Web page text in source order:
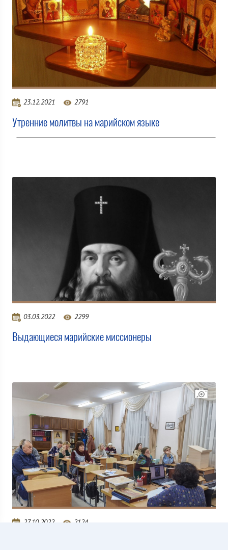
23.12.2021 2791
Утренние молитвы на марийском языке
03.03.2022 2299
Выдающиеся марийские миссионеры
27.10.2022 2124